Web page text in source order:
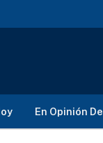
En Opinión De